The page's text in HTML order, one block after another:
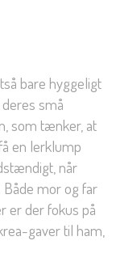
bare hyggeligt
små
som tænker, at
en lerklump
når
mor og far
er der fokus på
gaver til ham,